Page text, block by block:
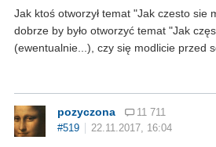
Jak ktoś otworzył temat "Jak czesto sie
dobrze by było otworzyć temat "Jak
(ewentualnie...), czy się modlicie przed
pozyczona
11 711
#519
22.11.2017, 16:04